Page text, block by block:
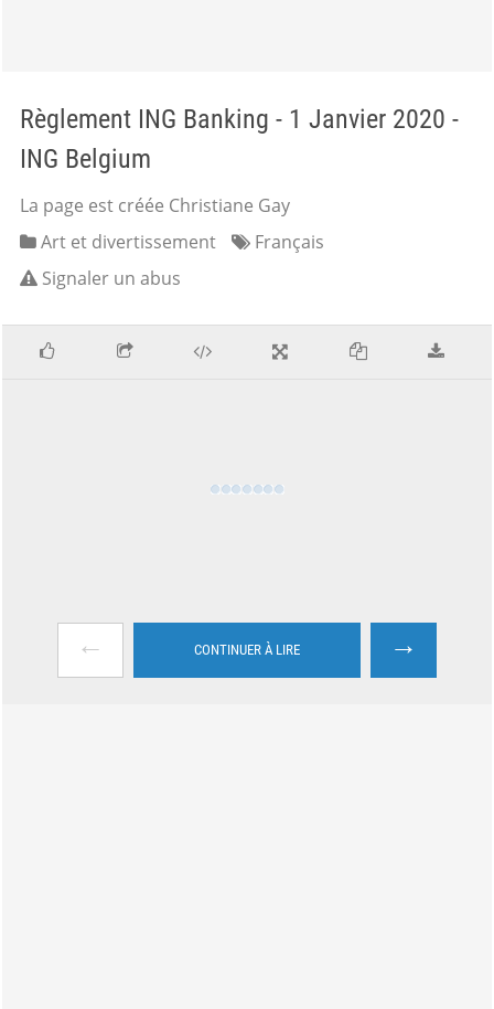
Règlement ING Banking - 1 Janvier 2020 -
ING Belgium
La page est créée Christiane Gay
Art et divertissement
Français
Signaler un abus
← CONTINUER À LIRE →